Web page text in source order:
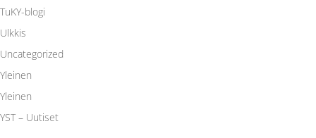
TuKY-blogi
Ulkkis
Uncategorized
Yleinen
Yleinen
YST – Uutiset